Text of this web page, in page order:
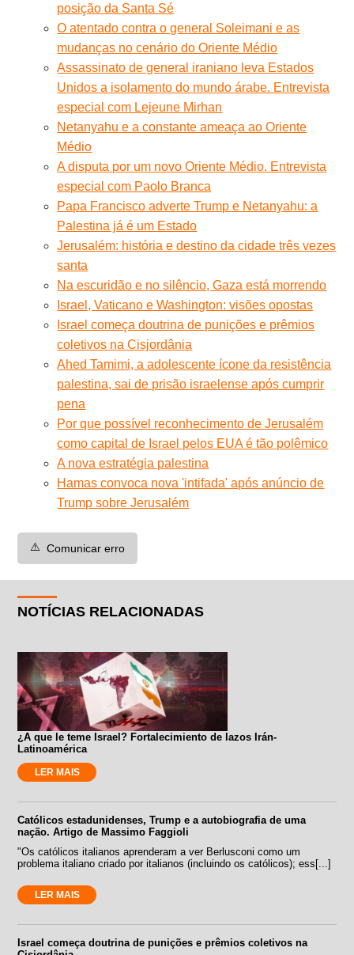
posição da Santa Sé
O atentado contra o general Soleimani e as
mudanças no cenário do Oriente Médio
Assassinato de general iraniano leva Estados
Unidos a isolamento do mundo árabe. Entrevista
especial com Lejeune Mirhan
Netanyahu e a constante ameaça ao Oriente
Médio
A disputa por um novo Oriente Médio. Entrevista
especial com Paolo Branca
Papa Francisco adverte Trump e Netanyahu: a
Palestina já é um Estado
Jerusalém: história e destino da cidade três vezes
santa
Na escuridão e no silêncio, Gaza está morrendo
Israel, Vaticano e Washington: visões opostas
Israel começa doutrina de punições e prêmios
coletivos na Cisjordânia
Ahed Tamimi, a adolescente ícone da resistência
palestina, sai de prisão israelense após cumprir
pena
Por que possível reconhecimento de Jerusalém
como capital de Israel pelos EUA é tão polêmico
A nova estratégia palestina
Hamas convoca nova 'intifada' após anúncio de
Trump sobre Jerusalém
⚠️ Comunicar erro
NOTÍCIAS RELACIONADAS
¿A que le teme Israel? Fortalecimiento de lazos Irán-
Latinoamérica
LER MAIS
Católicos estadunidenses, Trump e a autobiografia de uma
nação. Artigo de Massimo Faggioli
"Os católicos italianos aprenderam a ver Berlusconi como um
problema italiano criado por italianos (incluindo os católicos); ess[...]
LER MAIS
Israel começa doutrina de punições e prêmios coletivos na